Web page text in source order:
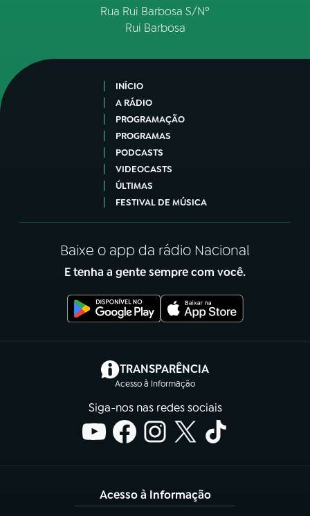
Rua Rui Barbosa S/Nº
Rui Barbosa
INÍCIO
A RÁDIO
PROGRAMAÇÃO
PROGRAMAS
PODCASTS
VIDEOCASTS
ÚLTIMAS
FESTIVAL DE MÚSICA
Baixe o app da rádio Nacional
E tenha a gente sempre com você.
TRANSPARÊNCIA
Acesso à Informação
(abre em nova aba)
Siga-nos nas redes sociais
Acesso à Informação